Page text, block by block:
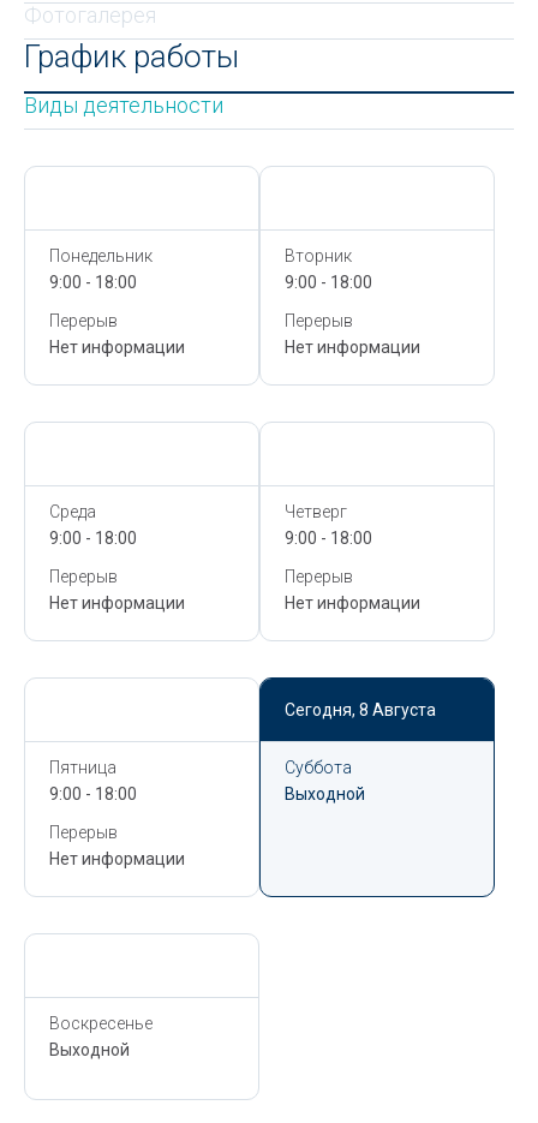
Фотогалерея
График работы
Виды деятельности
Понедельник
9:00 - 18:00
Перерыв
Нет информации
Вторник
9:00 - 18:00
Перерыв
Нет информации
Среда
9:00 - 18:00
Перерыв
Нет информации
Четверг
9:00 - 18:00
Перерыв
Нет информации
Пятница
9:00 - 18:00
Перерыв
Нет информации
Сегодня, 8 Августа
Суббота
Выходной
Воскресенье
Выходной